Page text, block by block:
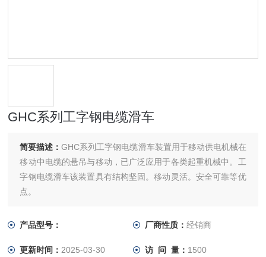
GHC系列工字钢电缆滑车
简要描述：GHC系列工字钢电缆滑车装置用于移动供电机械在
移动中电缆的悬吊与移动，已广泛应用于各类起重机械中。工
字钢电缆滑车该装置具有结构坚固。移动灵活。安全可靠等优
点。
产品型号： 厂商性质： 经销商
更新时间： 2025-03-30 访 问 量： 1500